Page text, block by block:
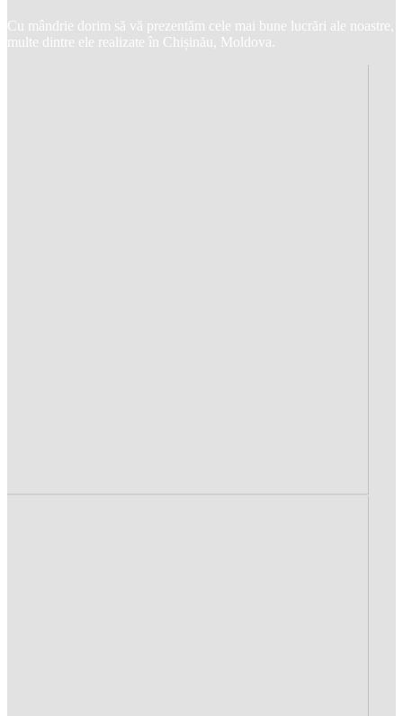
Cu mândrie dorim să vă prezentăm cele mai bune lucrări ale noastre,
multe dintre ele realizate în Chișinău, Moldova.